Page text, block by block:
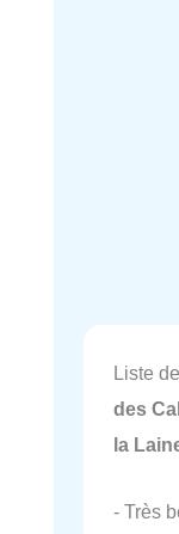
Liste
des
la
- Très